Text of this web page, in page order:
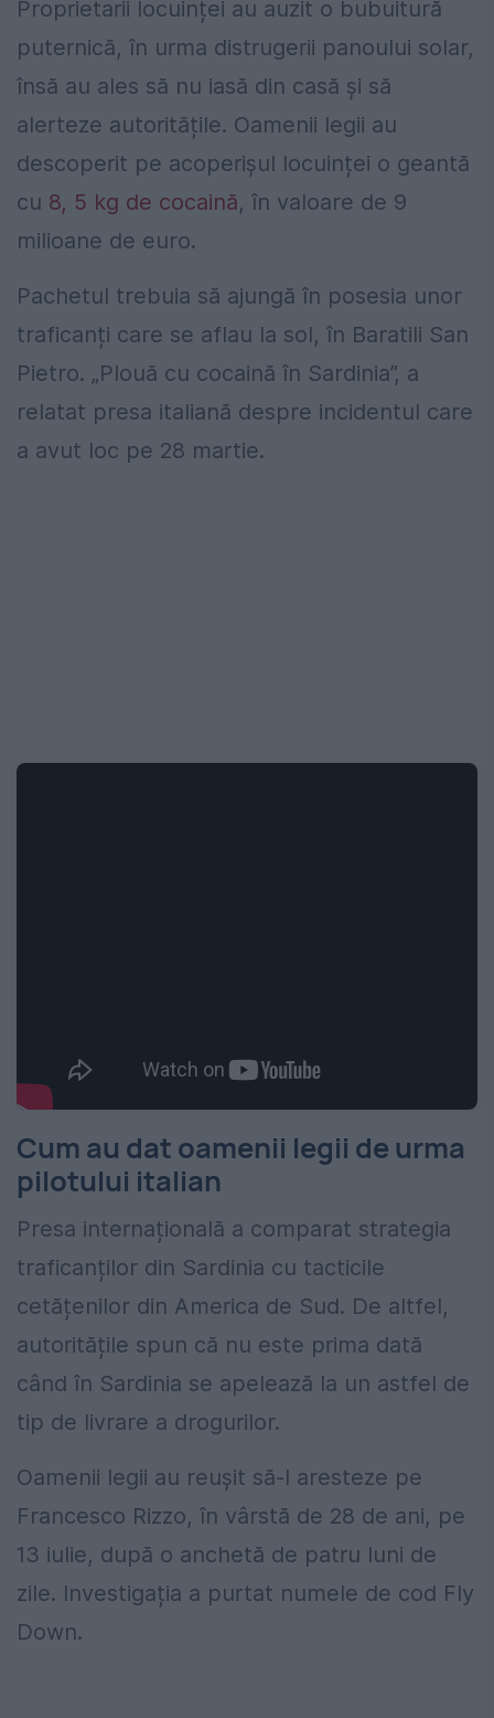
Proprietarii locuinței au auzit o bubuitură
puternică, în urma distrugerii panoului solar,
însă au ales să nu iasă din casă și să
alerteze autoritățile. Oamenii legii au
descoperit pe acoperișul locuinței o geantă
cu 8, 5 kg de cocaină, în valoare de 9
milioane de euro.
Pachetul trebuia să ajungă în posesia unor
traficanți care se aflau la sol, în Baratili San
Pietro. „Plouă cu cocaină în Sardinia”, a
relatat presa italiană despre incidentul care
a avut loc pe 28 martie.
Cum au dat oamenii legii de urma
pilotului italian
Presa internațională a comparat strategia
traficanților din Sardinia cu tacticile
cetățenilor din America de Sud. De altfel,
autoritățile spun că nu este prima dată
când în Sardinia se apelează la un astfel de
tip de livrare a drogurilor.
Oamenii legii au reușit să-l aresteze pe
Francesco Rizzo, în vârstă de 28 de ani, pe
13 iulie, după o anchetă de patru luni de
zile. Investigația a purtat numele de cod Fly
Down.